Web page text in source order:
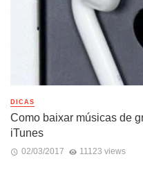
DICAS
Como baixar músicas de
iTunes
02/03/2017 11123 views